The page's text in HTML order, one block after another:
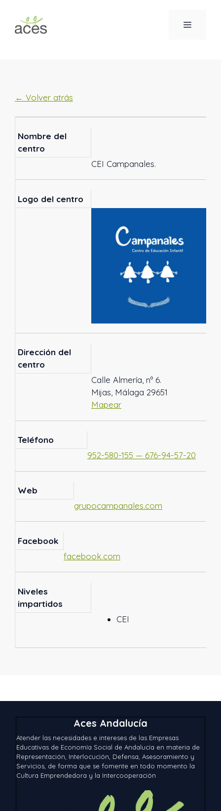
contenido
MENÚ
← Volver atrás
Nombre del
centro
CEI Campanales.
Logo del centro
Dirección del
centro
Calle Almería, nº 6.
Mijas, Málaga 29651
Mapear
Teléfono
952-580-155 — 676-94-57-20
Web
grupocampanales.com
Facebook
facebook.com
Niveles
impartidos
CEI
Aces Andalucía
Atender las necesidades e intereses de las Empresas
Educativas de Economía Social de Andalucía en materia de
Representación, Interlocución, Defensa, Asesoramiento y
Servicios, de forma que se fomente en todo momento la
Cultura Emprendedora y la Intercooperación